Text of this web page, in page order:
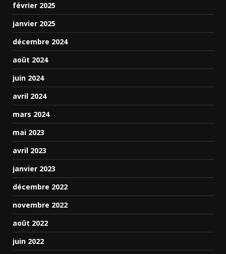
février 2025
janvier 2025
décembre 2024
août 2024
juin 2024
avril 2024
mars 2024
mai 2023
avril 2023
janvier 2023
décembre 2022
novembre 2022
août 2022
juin 2022